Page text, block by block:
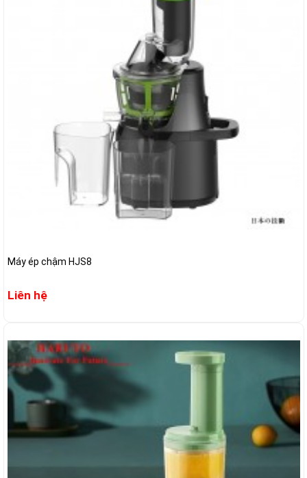
Máy ép chậm HJS8
Liên hệ